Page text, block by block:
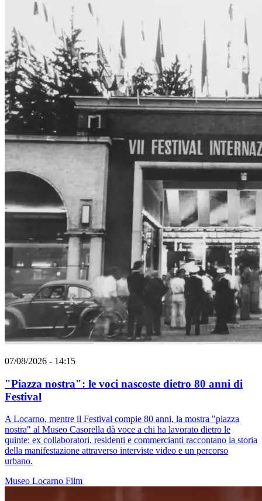
07/08/2026 - 14:15
"Piazza nostra": le voci nascoste dietro 80 anni di
Festival
A Locarno, mentre il Festival compie 80 anni, la mostra "piazza
nostra" al Museo Casorella dà voce a chi ha lavorato dietro le
quinte: ex collaboratori, residenti e commercianti raccontano la storia
della manifestazione attraverso interviste video e un percorso
urbano.
Museo Locarno Film